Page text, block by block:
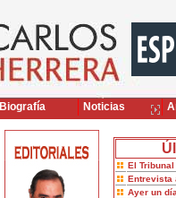
El
Entrevista
Ayer un
Biografía Noticias